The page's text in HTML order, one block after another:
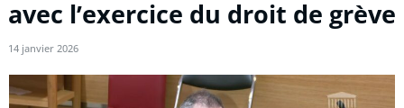
avec l’exercice du droit de grève
14 janvier 2026